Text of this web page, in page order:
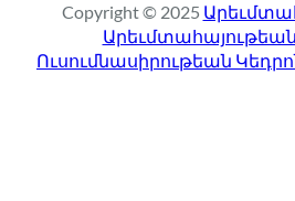
c
h
Copyright © 2025
Ուսումնասիրութեան